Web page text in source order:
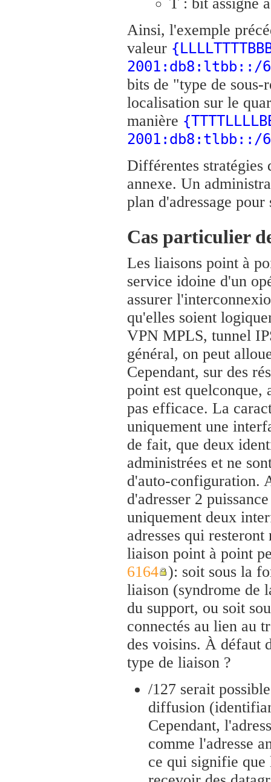
Ainsi, l'exemple
valeur
2001:db8:ltbb::/
bits de "type de sous-
localisation sur le
manière
2001:db8:tlbb::/
Différentes stratégies
annexe. Un
plan d'adressage pour
Cas particulier
Les liaisons point à
service idoine d'un
assurer
qu'elles soient
VPN MPLS, tunnel
général, on peut
Cependant, sur des
point est quelconque,
pas efficace. La
uniquement une
de fait, que deux
administrées et ne
d'auto-configuration.
d'adresser 2
uniquement deux
adresses qui
liaison point à point
6164 ): soit sous la
liaison (syndrome de
du support, ou soit
connectés au lien au
des voisins. À défaut
type de liaison ?
/127 serait
diffusion
Cependant,
comme l'adresse
ce qui signifie que